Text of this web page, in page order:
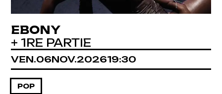
EBONY
+ 1RE PARTIE
VENDREDI
VEN.06NOVEMBRE
NOV.202619:30
POP